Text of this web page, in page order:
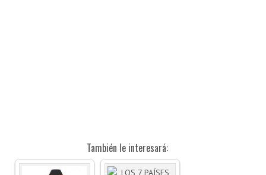
También le interesará: